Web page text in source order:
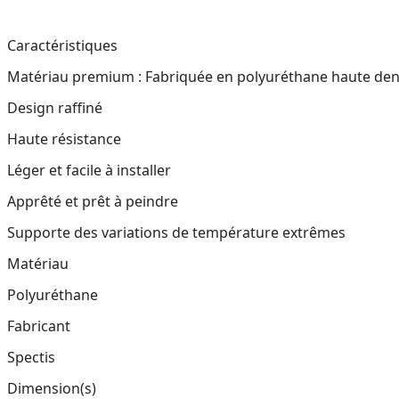
Caractéristiques
Matériau premium : Fabriquée en polyuréthane haute
Design raffiné
Haute résistance
Léger et facile à installer
Apprêté et prêt à peindre
Supporte des variations de température extrêmes
Matériau
Polyuréthane
Fabricant
Spectis
Dimension(s)